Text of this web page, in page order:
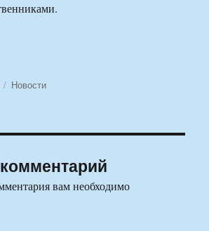
Рубрики
Новости
вам необходимо